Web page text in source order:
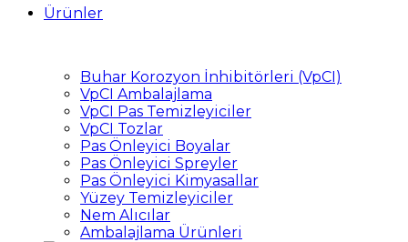
Ürünler
Buhar Korozyon İnhibitörleri (VpCI)
VpCI Ambalajlama
VpCI Pas Temizleyiciler
VpCI Tozlar
Pas Önleyici Boyalar
Pas Önleyici Spreyler
Pas Önleyici Kimyasallar
Yüzey Temizleyiciler
Nem Alıcılar
Ambalajlama Ürünleri